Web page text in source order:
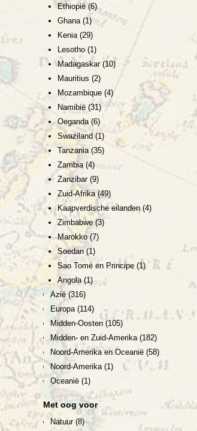
Ethiopië (6)
Ghana (1)
Kenia (29)
Lesotho (1)
Madagaskar (10)
Mauritius (2)
Mozambique (4)
Namibië (31)
Oeganda (6)
Swaziland (1)
Tanzania (35)
Zambia (4)
Zanzibar (9)
Zuid-Afrika(49)
Kaapverdische eilanden (4)
Zimbabwe (3)
Marokko (7)
Soedan (1)
Sao Tomé en Principe (1)
Angola(1)
Azië (316)
Europa (114)
Midden-Oosten (105)
Midden- en Zuid-Amerika (182)
Noord-Amerika en Oceanië (58)
Noord-Amerika (1)
Oceanië (1)
Met oog voor
Natuur (8)